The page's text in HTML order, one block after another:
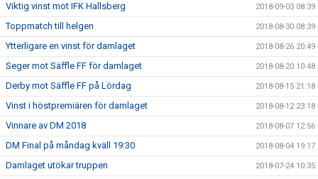
Viktig vinst mot IFK Hallsberg 2018-09-03 08:39
Toppmatch till helgen 2018-08-30 08:39
Ytterligare en vinst för damlaget 2018-08-26 20:49
Seger mot Säffle FF för damlaget 2018-08-20 10:48
Derby mot Säffle FF på Lördag 2018-08-15 21:18
Vinst i höstpremiären för damlaget 2018-08-12 23:18
Vinnare av DM 2018 2018-08-07 12:56
DM Final på måndag kväll 19:30 2018-08-04 19:17
Damlaget utökar truppen 2018-07-24 10:35